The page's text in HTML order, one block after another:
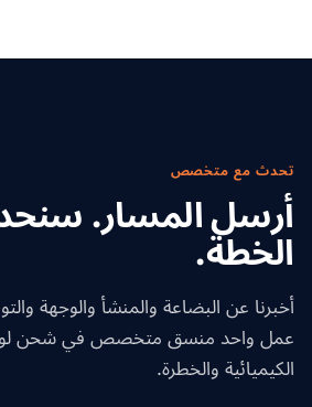
تحدث مع متخصص
أرسل المسار.
الخطة.
أخبرنا عن البضاعة والمنشأ والوجهة
عمل واحد منسق متخصص في شحن
الكيميائية والخطرة.